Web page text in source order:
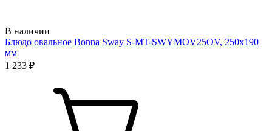
В наличии
Блюдо овальное Bonna Sway S-MT-SWYMOV25OV, 250х190
мм
1 233 ₽